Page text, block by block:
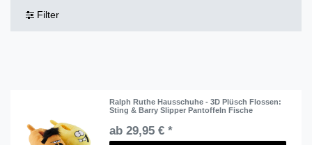
Filter
Ralph Ruthe Hausschuhe - 3D Plüsch Flossen:
Sting & Barry Slipper Pantoffeln Fische
ab 29,95 € *